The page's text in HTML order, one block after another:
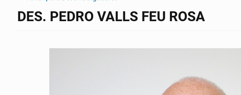
DES. PEDRO VALLS FEU ROSA